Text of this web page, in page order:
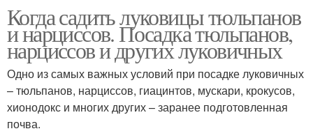
Когда садить луковицы тюльпанов
и нарциссов. Посадка тюльпанов,
нарциссов и других луковичных
Одно из самых важных условий при посадке луковичных
– тюльпанов, нарциссов, гиацинтов, мускари, крокусов,
хионодокс и многих других – заранее подготовленная
почва.